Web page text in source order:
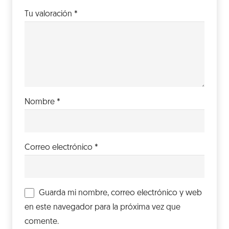
Tu valoración *
Nombre *
Correo electrónico *
Guarda mi nombre, correo electrónico y web
en este navegador para la próxima vez que
comente.